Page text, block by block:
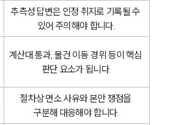
추측성 답변은 인정 취지로 기록될 수
있어 주의해야 합니다.
계산대 통과, 물건 이동 경위 등이 핵심
판단 요소가 됩니다.
절차상 면소 사유와 본안 쟁점을
구분해 대응해야 합니다.